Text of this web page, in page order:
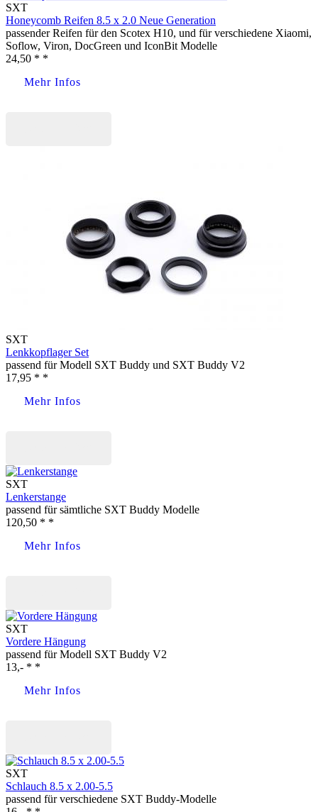
SXT
Honeycomb Reifen 8.5 x 2.0 Neue Generation
passender Reifen für den Scotex H10, und für verschiedene Xiaomi,
Soflow, Viron, DocGreen und IconBit Modelle
24,50 * *
Mehr Infos
SXT
Lenkkopflager Set
passend für Modell SXT Buddy und SXT Buddy V2
17,95 * *
Mehr Infos
SXT
Lenkerstange
passend für sämtliche SXT Buddy Modelle
120,50 * *
Mehr Infos
SXT
Vordere Hängung
passend für Modell SXT Buddy V2
13,- * *
Mehr Infos
SXT
Schlauch 8.5 x 2.00-5.5
passend für verschiedene SXT Buddy-Modelle